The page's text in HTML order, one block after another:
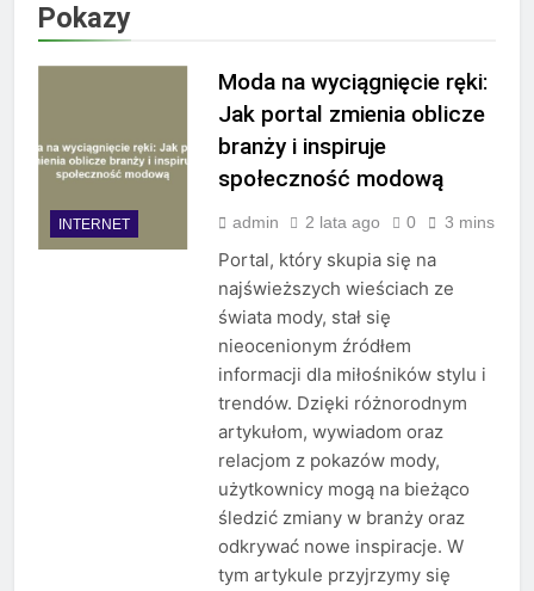
Pokazy
INTERNET
Moda na wyciągnięcie ręki:
Jak portal zmienia oblicze
branży i inspiruje
społeczność modową
admin 2 lata ago 0 3 mins
Portal, który skupia się na
najświeższych wieściach ze
świata mody, stał się
nieocenionym źródłem
informacji dla miłośników stylu i
trendów. Dzięki różnorodnym
artykułom, wywiadom oraz
relacjom z pokazów mody,
użytkownicy mogą na bieżąco
śledzić zmiany w branży oraz
odkrywać nowe inspiracje. W
tym artykule przyjrzymy się